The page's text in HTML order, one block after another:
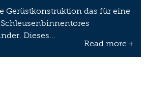
Gerüstkonstruktion das für eine
Dieses…
Read more +